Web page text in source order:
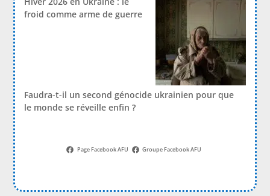
froid comme arme de guerre
Faudra-t-il un second génocide ukrainien pour que
le monde se réveille enfin ?
Page Facebook AFU Groupe Facebook AFU